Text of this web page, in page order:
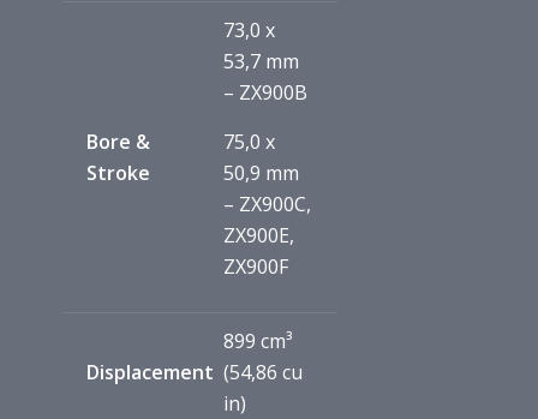
Bore &
Stroke
73,0 x
53,7 mm
– ZX900B
75,0 x
50,9 mm
– ZX900C,
ZX900E,
ZX900F
Displacement
899 cm³
(54,86 cu
in)